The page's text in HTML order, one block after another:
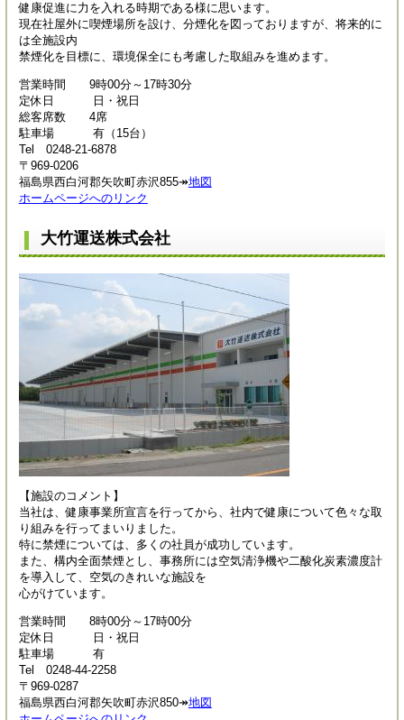
健康促進に力を入れる時期である様に思います。
現在社屋外に喫煙場所を設け、分煙化を図っておりますが、将来的に
は全施設内
禁煙化を目標に、環境保全にも考慮した取組みを進めます。
営業時間 9時00分～17時30分
定休日 日・祝日
総客席数 4席
駐車場 有（15台）
Tel 0248-21-6878
〒969-0206
福島県西白河郡矢吹町赤沢855↠地図
ホームページへのリンク
大竹運送株式会社
【施設のコメント】
当社は、健康事業所宣言を行ってから、社内で健康について色々な取
り組みを行ってまいりました。
特に禁煙については、多くの社員が成功しています。
また、構内全面禁煙とし、事務所には空気清浄機や二酸化炭素濃度計
を導入して、空気のきれいな施設を
心がけています。
営業時間 8時00分～17時00分
定休日 日・祝日
駐車場 有
Tel 0248-44-2258
〒969-0287
福島県西白河郡矢吹町赤沢850↠地図